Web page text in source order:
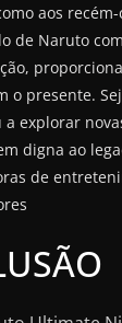
aos
de Naruto
o presente.
a explorar
digna ao
de